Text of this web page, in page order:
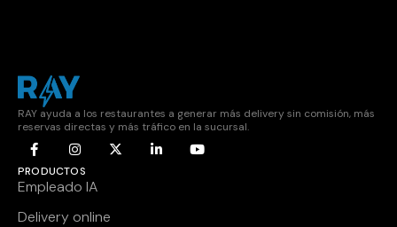
RAY ayuda a los restaurantes a generar más delivery sin comisión, más
reservas directas y más tráfico en la sucursal.
PRODUCTOS
Empleado IA
Delivery online